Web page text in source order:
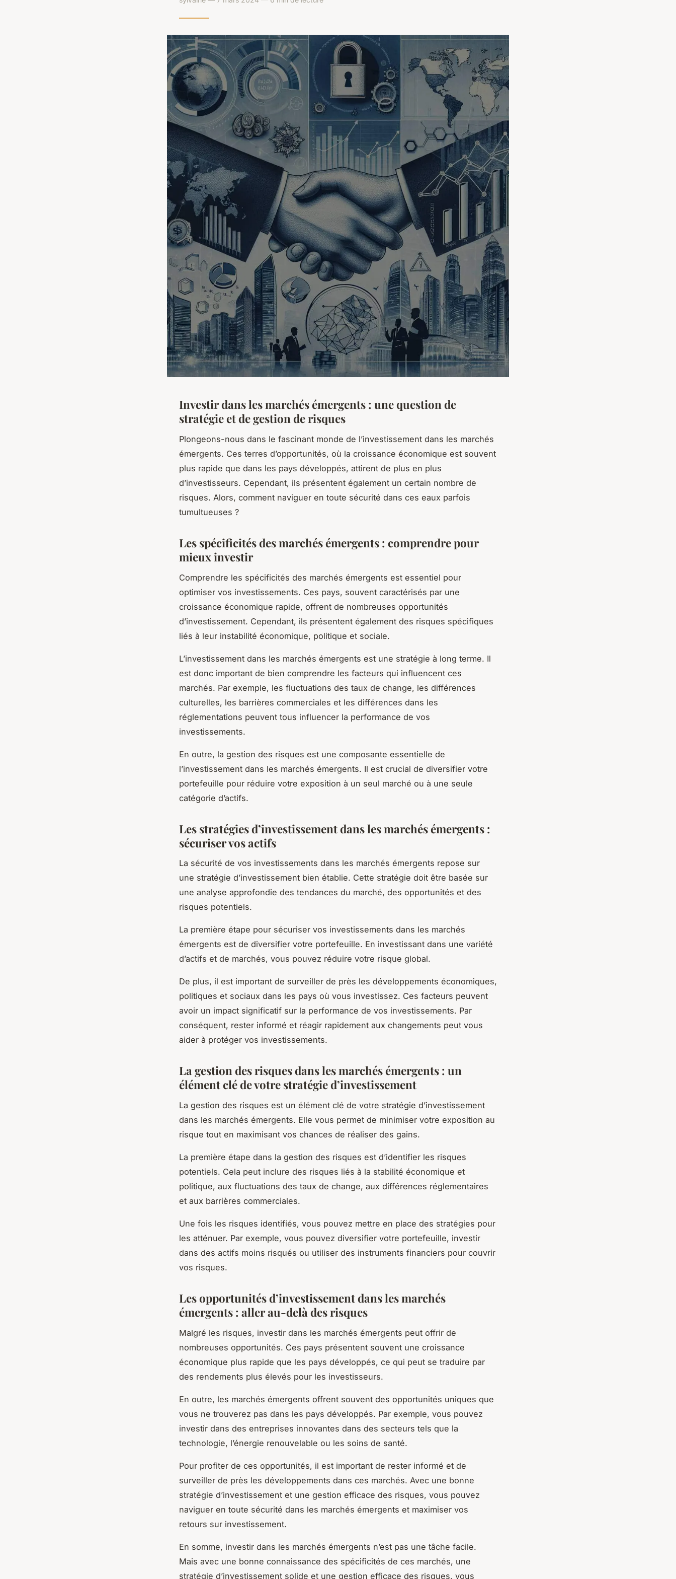
Investir dans les marchés émergents : une question de
stratégie et de gestion de risques
Plongeons-nous dans le fascinant monde de l’investissement dans les marchés
émergents. Ces terres d’opportunités, où la croissance économique est souvent
plus rapide que dans les pays développés, attirent de plus en plus
d’investisseurs. Cependant, ils présentent également un certain nombre de
risques. Alors, comment naviguer en toute sécurité dans ces eaux parfois
tumultueuses ?
Les spécificités des marchés émergents : comprendre pour
mieux investir
Comprendre les spécificités des marchés émergents est essentiel pour
optimiser vos investissements. Ces pays, souvent caractérisés par une
croissance économique rapide, offrent de nombreuses opportunités
d’investissement. Cependant, ils présentent également des risques spécifiques
liés à leur instabilité économique, politique et sociale.
L’investissement dans les marchés émergents est une stratégie à long terme. Il
est donc important de bien comprendre les facteurs qui influencent ces
marchés. Par exemple, les fluctuations des taux de change, les différences
culturelles, les barrières commerciales et les différences dans les
réglementations peuvent tous influencer la performance de vos
investissements.
En outre, la gestion des risques est une composante essentielle de
l’investissement dans les marchés émergents. Il est crucial de diversifier votre
portefeuille pour réduire votre exposition à un seul marché ou à une seule
catégorie d’actifs.
Les stratégies d’investissement dans les marchés émergents :
sécuriser vos actifs
La sécurité de vos investissements dans les marchés émergents repose sur
une stratégie d’investissement bien établie. Cette stratégie doit être basée sur
une analyse approfondie des tendances du marché, des opportunités et des
risques potentiels.
La première étape pour sécuriser vos investissements dans les marchés
émergents est de diversifier votre portefeuille. En investissant dans une variété
d’actifs et de marchés, vous pouvez réduire votre risque global.
De plus, il est important de surveiller de près les développements économiques,
politiques et sociaux dans les pays où vous investissez. Ces facteurs peuvent
avoir un impact significatif sur la performance de vos investissements. Par
conséquent, rester informé et réagir rapidement aux changements peut vous
aider à protéger vos investissements.
La gestion des risques dans les marchés émergents : un
élément clé de votre stratégie d’investissement
La gestion des risques est un élément clé de votre stratégie d’investissement
dans les marchés émergents. Elle vous permet de minimiser votre exposition au
risque tout en maximisant vos chances de réaliser des gains.
La première étape dans la gestion des risques est d’identifier les risques
potentiels. Cela peut inclure des risques liés à la stabilité économique et
politique, aux fluctuations des taux de change, aux différences réglementaires
et aux barrières commerciales.
Une fois les risques identifiés, vous pouvez mettre en place des stratégies pour
les atténuer. Par exemple, vous pouvez diversifier votre portefeuille, investir
dans des actifs moins risqués ou utiliser des instruments financiers pour couvrir
vos risques.
Les opportunités d’investissement dans les marchés
émergents : aller au-delà des risques
Malgré les risques, investir dans les marchés émergents peut offrir de
nombreuses opportunités. Ces pays présentent souvent une croissance
économique plus rapide que les pays développés, ce qui peut se traduire par
des rendements plus élevés pour les investisseurs.
En outre, les marchés émergents offrent souvent des opportunités uniques que
vous ne trouverez pas dans les pays développés. Par exemple, vous pouvez
investir dans des entreprises innovantes dans des secteurs tels que la
technologie, l’énergie renouvelable ou les soins de santé.
Pour profiter de ces opportunités, il est important de rester informé et de
surveiller de près les développements dans ces marchés. Avec une bonne
stratégie d’investissement et une gestion efficace des risques, vous pouvez
naviguer en toute sécurité dans les marchés émergents et maximiser vos
retours sur investissement.
En somme, investir dans les marchés émergents n’est pas une tâche facile.
Mais avec une bonne connaissance des spécificités de ces marchés, une
stratégie d’investissement solide et une gestion efficace des risques, vous